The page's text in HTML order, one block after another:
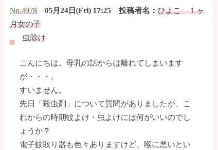
No.4978 05月24日(Fri) 17:25 投稿者名： ひよこ １ヶ
月女の子
虫除け
こんにちは。母乳の話からは離れてしまいます
が・・・。
すいません。
先日「殺虫剤」について質問がありましたが、こ
れからの時期蚊よけ・虫よけには何がいいのでし
ょうか？
電子蚊取り器も色々ありますけど、喉に悪いとい